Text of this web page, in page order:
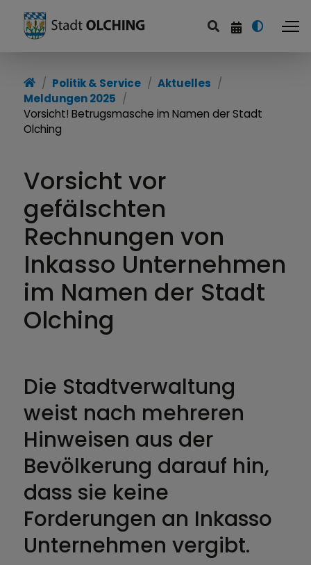
Politik & Service
Aktuelles
Meldungen 2025
Vorsicht! Betrugsmasche im Namen der Stadt
Olching
Vorsicht vor
gefälschten
Rechnungen von
Inkasso Unternehmen
im Namen der Stadt
Olching
Die Stadtverwaltung
weist nach mehreren
Hinweisen aus der
Bevölkerung darauf hin,
dass sie keine
Forderungen an Inkasso
Unternehmen vergibt.